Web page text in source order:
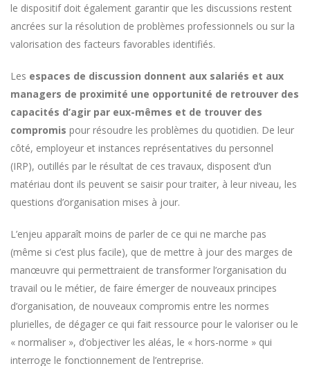
le dispositif doit également garantir que les discussions restent
ancrées sur la résolution de problèmes professionnels ou sur la
valorisation des facteurs favorables identifiés.
Les espaces de discussion donnent aux salariés et aux
managers de proximité une opportunité de retrouver des
capacités d’agir par eux-mêmes et de trouver des
compromis pour résoudre les problèmes du quotidien. De leur
côté, employeur et instances représentatives du personnel
(IRP), outillés par le résultat de ces travaux, disposent d’un
matériau dont ils peuvent se saisir pour traiter, à leur niveau, les
questions d’organisation mises à jour.
L’enjeu apparaît moins de parler de ce qui ne marche pas
(même si c’est plus facile), que de mettre à jour des marges de
manœuvre qui permettraient de transformer l’organisation du
travail ou le métier, de faire émerger de nouveaux principes
d’organisation, de nouveaux compromis entre les normes
plurielles, de dégager ce qui fait ressource pour le valoriser ou le
« normaliser », d’objectiver les aléas, le « hors-norme » qui
interroge le fonctionnement de l’entreprise.